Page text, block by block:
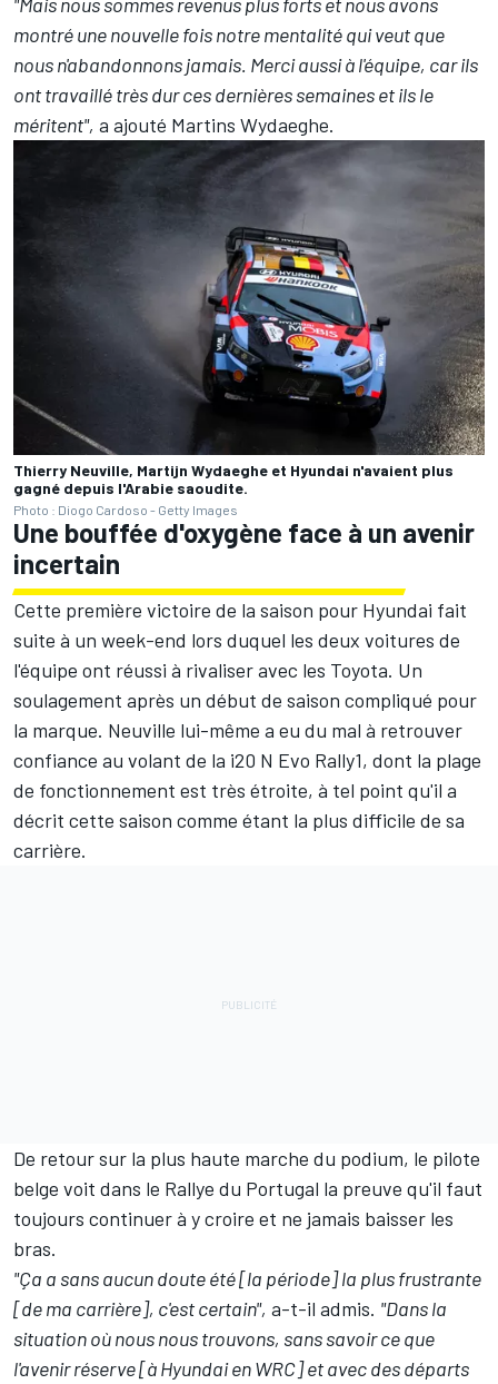
montré une nouvelle fois notre mentalité qui veut que
nous n'abandonnons jamais. Merci aussi à l'équipe, car ils
ont travaillé très dur ces dernières semaines et ils le
méritent", a ajouté Martins Wydaeghe.
Thierry Neuville, Martijn Wydaeghe et Hyundai n'avaient plus
gagné depuis l'Arabie saoudite.
Photo : Diogo Cardoso - Getty Images
Une bouffée d'oxygène face à un avenir
incertain
Cette première victoire de la saison pour Hyundai fait
suite à un week-end lors duquel les deux voitures de
l'équipe ont réussi à rivaliser avec les Toyota. Un
soulagement après un début de saison compliqué pour
la marque. Neuville lui-même a eu du mal à retrouver
confiance au volant de la i20 N Evo Rally1, dont la plage
de fonctionnement est très étroite, à tel point qu'il a
décrit cette saison comme étant la plus difficile de sa
carrière.
De retour sur la plus haute marche du podium, le pilote
belge voit dans le Rallye du Portugal la preuve qu'il faut
toujours continuer à y croire et ne jamais baisser les
bras.
"Ça a sans aucun doute été [la période] la plus frustrante
[de ma carrière], c'est certain", a-t-il admis. "Dans la
situation où nous nous trouvons, sans savoir ce que
l'avenir réserve [à Hyundai en WRC] et avec des départs